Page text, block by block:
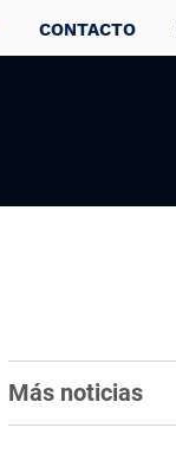
CONTACTO
Más noticias